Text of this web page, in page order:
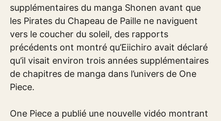
supplémentaires du manga Shonen avant que
les Pirates du Chapeau de Paille ne naviguent
vers le coucher du soleil, des rapports
précédents ont montré qu’Eiichiro avait déclaré
qu’il visait environ trois années supplémentaires
de chapitres de manga dans l’univers de One
Piece.
One Piece a publié une nouvelle vidéo montrant